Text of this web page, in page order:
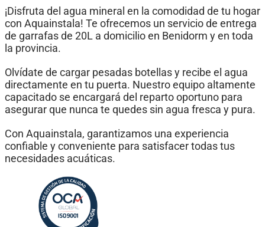
¡Disfruta del agua mineral en la comodidad de tu hogar
con Aquainstala! Te ofrecemos un servicio de entrega
de garrafas de 20L a domicilio en Benidorm y en toda
la provincia.
Olvídate de cargar pesadas botellas y recibe el agua
directamente en tu puerta. Nuestro equipo altamente
capacitado se encargará del reparto oportuno para
asegurar que nunca te quedes sin agua fresca y pura.
Con Aquainstala, garantizamos una experiencia
confiable y conveniente para satisfacer todas tus
necesidades acuáticas.